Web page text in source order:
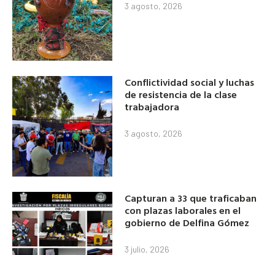
3 agosto, 2026
Conflictividad social y luchas
de resistencia de la clase
trabajadora
3 agosto, 2026
Capturan a 33 que traficaban
con plazas laborales en el
gobierno de Delfina Gómez
3 julio, 2026